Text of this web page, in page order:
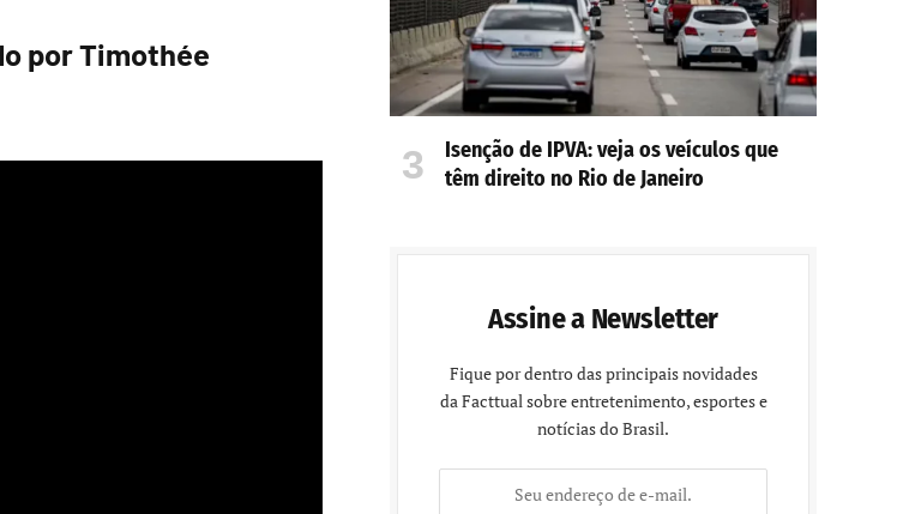
por Timothée
Isenção de IPVA: veja os veículos que
têm direito no Rio de Janeiro
Assine a Newsletter
Fique por dentro das principais novidades
da Facttual sobre entretenimento, esportes e
notícias do Brasil.